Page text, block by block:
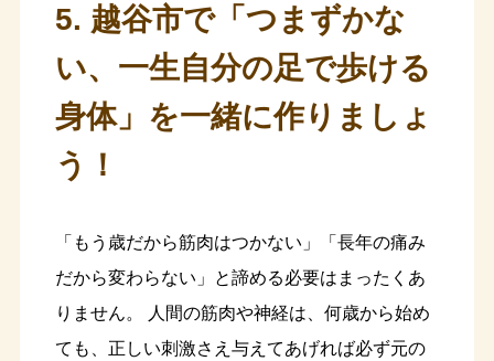
5. 越谷市で「つまずかな
い、一生自分の足で歩ける
身体」を一緒に作りましょ
う！
「もう歳だから筋肉はつかない」「長年の痛み
だから変わらない」と諦める必要はまったくあ
りません。 人間の筋肉や神経は、何歳から始め
ても、正しい刺激さえ与えてあげれば必ず元の